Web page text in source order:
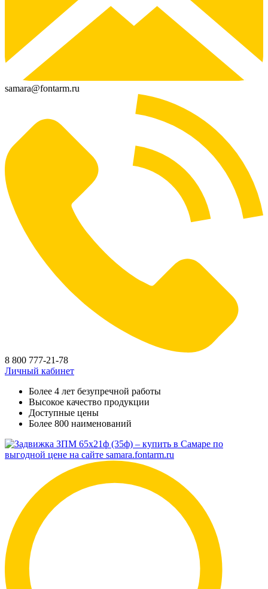
samara@fontarm.ru
8 800 777-21-78
Личный кабинет
Более 4 лет безупречной работы
Высокое качество продукции
Доступные цены
Более 800 наименований